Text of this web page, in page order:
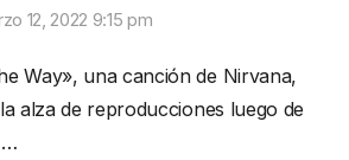
12, 2022 9:15 pm
Way», una canción de Nirvana,
alza de reproducciones luego de
…